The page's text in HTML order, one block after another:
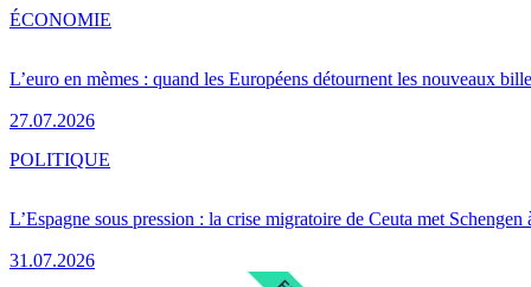
L’euro en mèmes : quand les Européens détournent les nouveaux
27.07.2026
ÉCONOMIE
L’Espagne sous pression : la crise migratoire de Ceuta met Schengen
31.07.2026
POLITIQUE